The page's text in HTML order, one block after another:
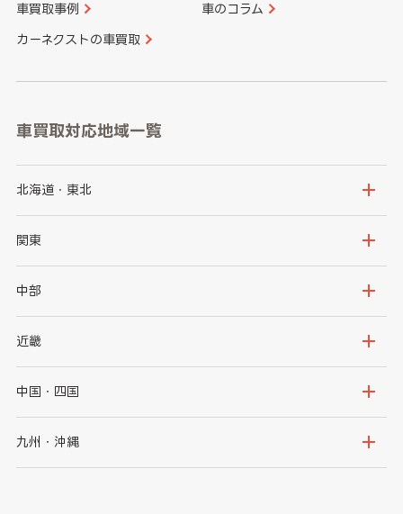
車買取事例 車のコラム
カーネクストの車買取
車買取対応地域一覧
北海道・東北
北海道
岩手県
秋田県
関東
茨城県
群馬県
千葉県
中部
新潟県
石川県
山梨県
近畿
大阪府
京都府
中国・四国
鳥取県
九州・沖縄